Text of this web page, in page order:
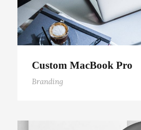
Custom MacBook Pro
Branding